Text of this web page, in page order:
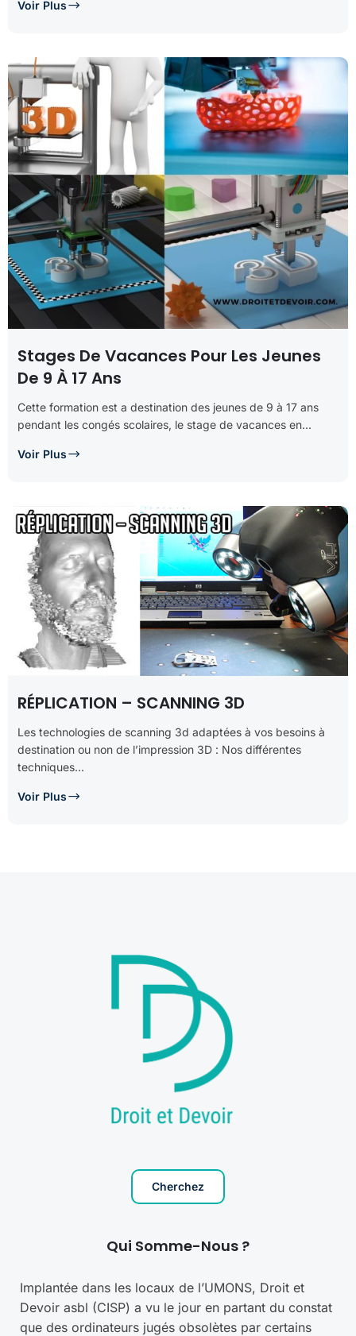
Voir Plus
Stages De Vacances Pour Les Jeunes
De 9 À 17 Ans
Cette formation est a destination des jeunes de 9 à 17 ans
pendant les congés scolaires, le stage de vacances en...
Voir Plus
RÉPLICATION – SCANNING 3D
Les technologies de scanning 3d adaptées à vos besoins à
destination ou non de l’impression 3D : Nos différentes
techniques...
Voir Plus
Cherchez
Qui Somme-Nous ?
Implantée dans les locaux de l’UMONS, Droit et
Devoir asbl (CISP) a vu le jour en partant du constat
que des ordinateurs jugés obsolètes par certains